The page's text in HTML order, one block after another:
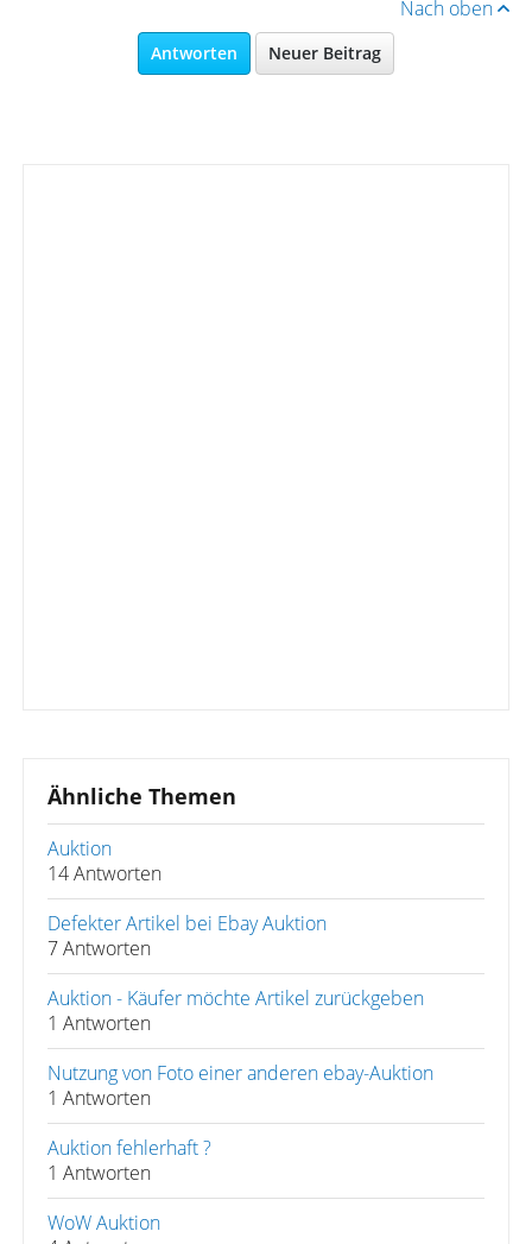
Nach oben
Antworten Neuer Beitrag
Ähnliche Themen
Auktion
14 Antworten
Defekter Artikel bei Ebay Auktion
7 Antworten
Auktion - Käufer möchte Artikel zurückgeben
1 Antworten
Nutzung von Foto einer anderen ebay-Auktion
1 Antworten
Auktion fehlerhaft ?
1 Antworten
WoW Auktion